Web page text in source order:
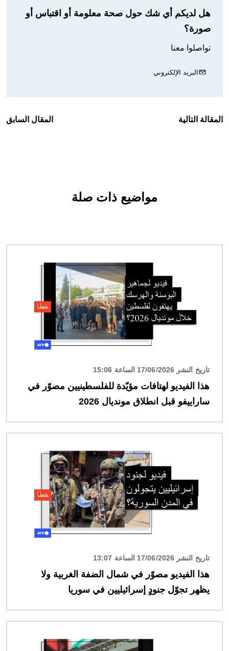
هل لديكم أي شك حول صحة معلومة أو اقتباس أو
صورة؟
تواصلوا معنا
البريد الإلكتروني
المقالة التالية المقال السابق
مواضيع ذات صلة
تاريخ النشر 17/06/2026 الساعة 15:06
هذا الفيديو لهتافات مؤيّدة للفلسطينيين مصوّر في
ساراييفو قبل انطلاق مونديال 2026
تاريخ النشر 17/06/2026 الساعة 13:07
هذا الفيديو مصوّر في شمال الضفة الغربية ولا
يظهر تجوّل جنودٍ إسرائيليين في سوريا